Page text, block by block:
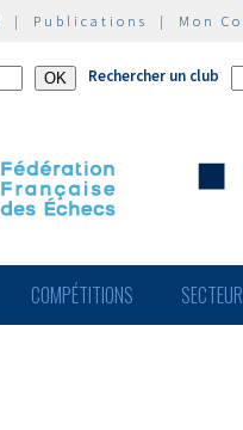
| Publications | Mon
Rechercher un club
COMPÉTITIONS